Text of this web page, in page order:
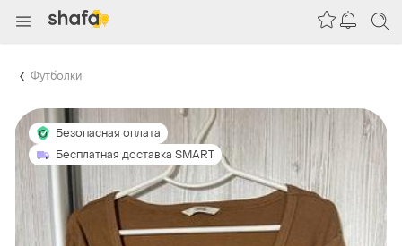
Футболки
Безопасная оплата
Бесплатная доставка SMART